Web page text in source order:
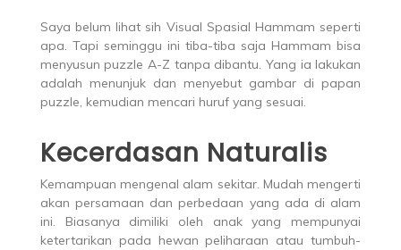
Saya belum lihat sih Visual Spasial Hammam seperti
apa. Tapi seminggu ini tiba-tiba saja Hammam bisa
menyusun puzzle A-Z tanpa dibantu. Yang ia lakukan
adalah menunjuk dan menyebut gambar di papan
puzzle, kemudian mencari huruf yang sesuai.
Kecerdasan Naturalis
Kemampuan mengenal alam sekitar. Mudah mengerti
akan persamaan dan perbedaan yang ada di alam
ini. Biasanya dimiliki oleh anak yang mempunyai
ketertarikan pada hewan peliharaan atau tumbuh-